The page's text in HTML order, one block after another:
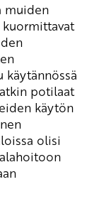
muiden
potilaat
käytön
olisi